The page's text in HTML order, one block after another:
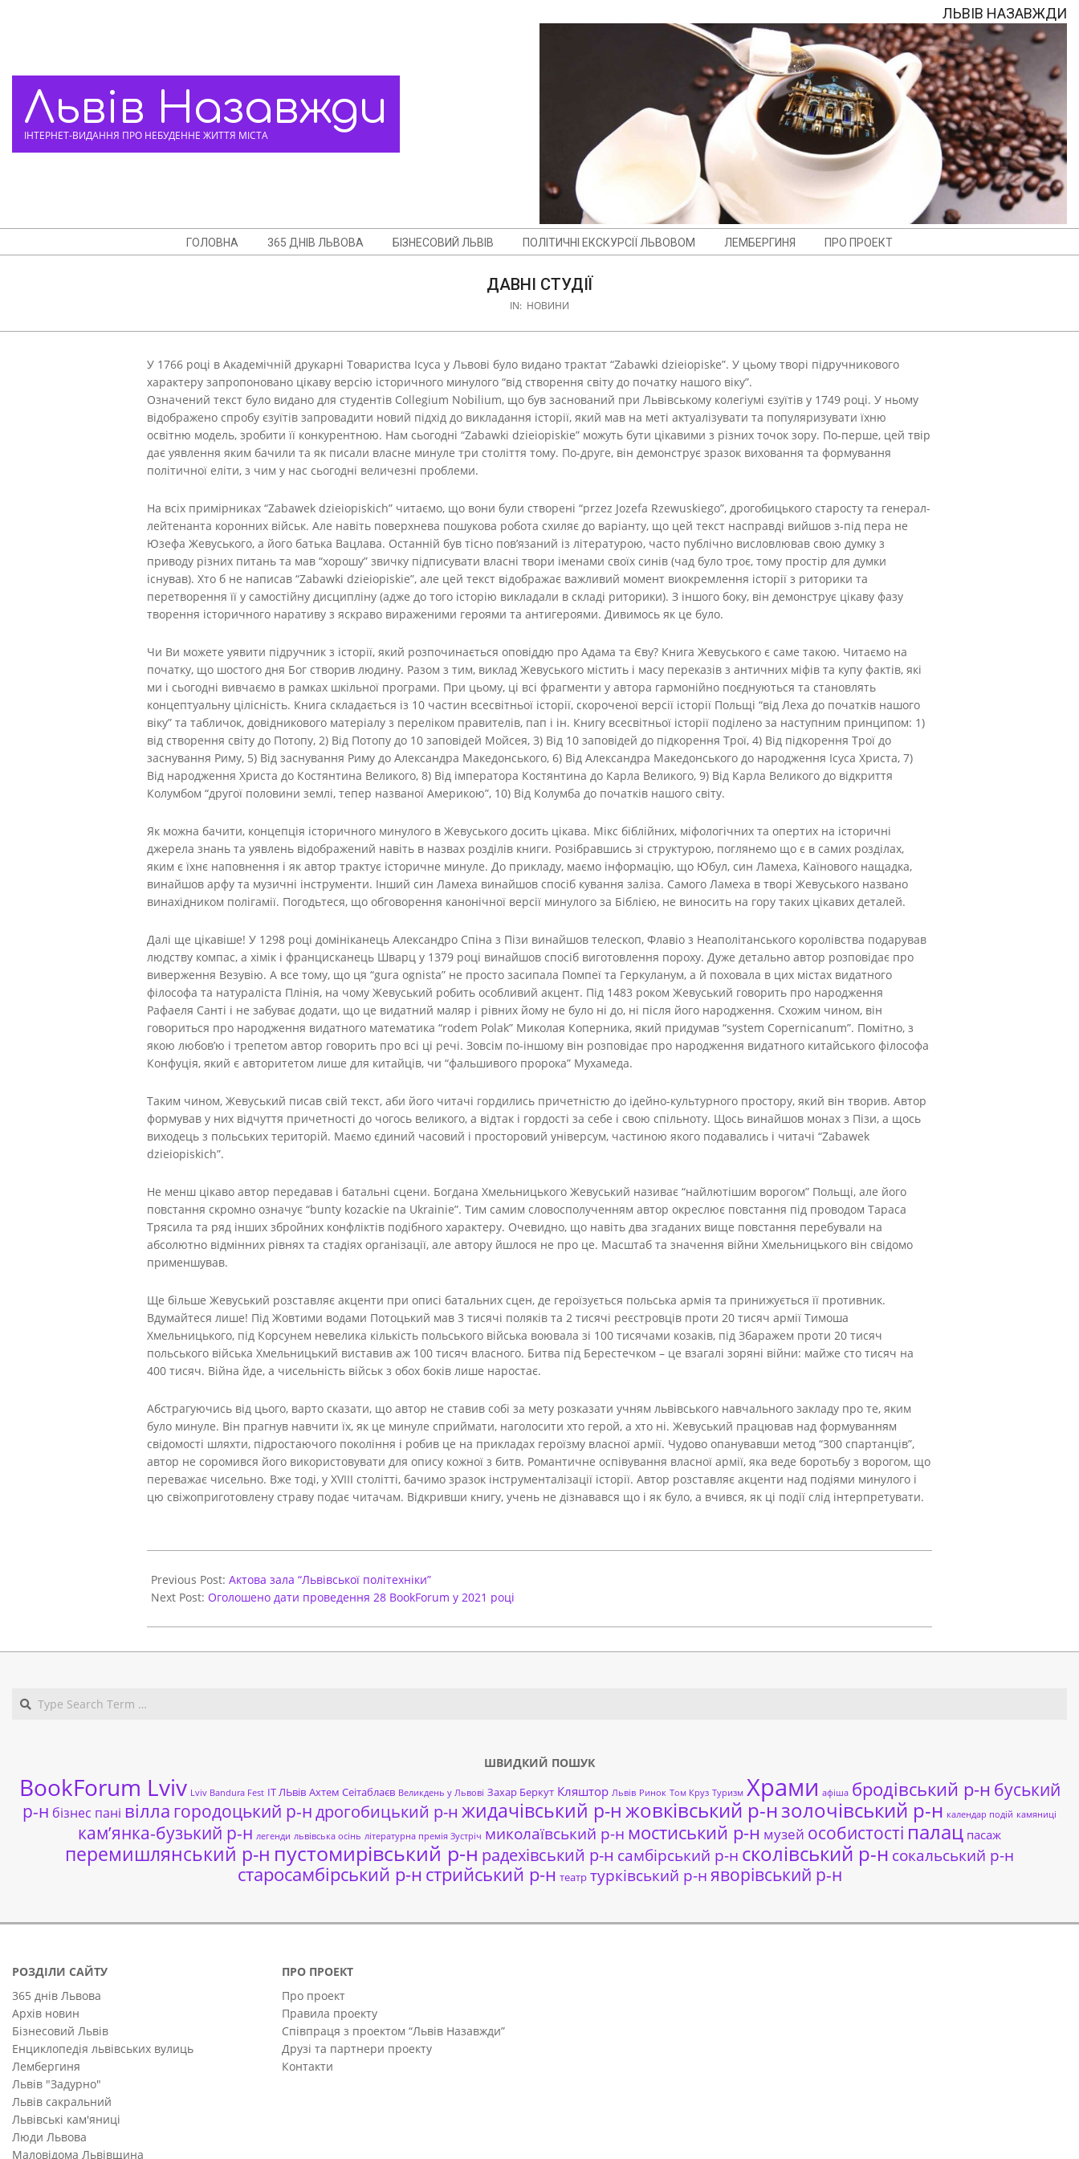
Львів Назавжди
ІНТЕРНЕТ-ВИДАННЯ ПРО НЕБУДЕННЕ ЖИТТЯ МІСТА
ЛЬВІВ НАЗАВЖДИ
Menu
ГОЛОВНА 365 ДНІВ ЛЬВОВА БІЗНЕСОВИЙ ЛЬВІВ ПОЛІТИЧНІ ЕКСКУРСІЇ ЛЬВОВОМ ЛЕМБЕРГИНЯ ПРО ПРОЕКТ
ДАВНІ СТУДІЇ
IN: НОВИНИ
У 1766 році в Академічній друкарні Товариства Ісуса у Львові було видано трактат “Zabawki dzieiopiske”. У цьому творі підручникового
характеру запропоновано цікаву версію історичного минулого “від створення світу до початку нашого віку”.
Означений текст було видано для студентів Collegium Nobilium, що був заснований при Львівському колегіумі єзуїтів у 1749 році. У ньому
відображено спробу єзуїтів запровадити новий підхід до викладання історії, який мав на меті актуалізувати та популяризувати їхню
освітню модель, зробити її конкурентною. Нам сьогодні “Zabawki dzieiopiskie” можуть бути цікавими з різних точок зору. По-перше, цей твір
дає уявлення яким бачили та як писали власне минуле три століття тому. По-друге, він демонструє зразок виховання та формування
політичної еліти, з чим у нас сьогодні величезні проблеми.
На всіх примірниках “Zabawek dzieiopiskich” читаємо, що вони були створені “przez Jozefa Rzewuskiego”, дрогобицького старосту та генерал-
лейтенанта коронних військ. Але навіть поверхнева пошукова робота схиляє до варіанту, що цей текст насправді вийшов з-під пера не
Юзефа Жевуського, а його батька Вацлава. Останній був тісно пов’язаний із літературою, часто публічно висловлював свою думку з
приводу різних питань та мав “хорошу” звичку підписувати власні твори іменами своїх синів (чад було троє, тому простір для думки
існував). Хто б не написав “Zabawki dzieiopiskie”, але цей текст відображає важливий момент виокремлення історії з риторики та
перетворення її у самостійну дисципліну (адже до того історію викладали в складі риторики). З іншого боку, він демонструє цікаву фазу
творення історичного наративу з яскраво вираженими героями та антигероями. Дивимось як це було.
Чи Ви можете уявити підручник з історії, який розпочинається оповіддю про Адама та Єву? Книга Жевуського є саме такою. Читаємо на
початку, що шостого дня Бог створив людину. Разом з тим, виклад Жевуського містить і масу переказів з античних міфів та купу фактів, які
ми і сьогодні вивчаємо в рамках шкільної програми. При цьому, ці всі фрагменти у автора гармонійно поєднуються та становлять
концептуальну цілісність. Книга складається із 10 частин всесвітньої історії, скороченої версії історії Польщі “від Леха до початків нашого
віку” та табличок, довідникового матеріалу з переліком правителів, пап і ін. Книгу всесвітньої історії поділено за наступним принципом: 1)
від створення світу до Потопу, 2) Від Потопу до 10 заповідей Мойсея, 3) Від 10 заповідей до підкорення Трої, 4) Від підкорення Трої до
заснування Риму, 5) Від заснування Риму до Александра Македонського, 6) Від Александра Македонського до народження Ісуса Христа, 7)
Від народження Христа до Костянтина Великого, 8) Від імператора Костянтина до Карла Великого, 9) Від Карла Великого до відкриття
Колумбом “другої половини землі, тепер названої Америкою”, 10) Від Колумба до початків нашого світу.
Як можна бачити, концепція історичного минулого в Жевуського досить цікава. Мікс біблійних, міфологічних та опертих на історичні
джерела знань та уявлень відображений навіть в назвах розділів книги. Розібравшись зі структурою, поглянемо що є в самих розділах,
яким є їхнє наповнення і як автор трактує історичне минуле. До прикладу, маємо інформацію, що Юбул, син Ламеха, Каїнового нащадка,
винайшов арфу та музичні інструменти. Інший син Ламеха винайшов спосіб кування заліза. Самого Ламеха в творі Жевуського названо
винахідником полігамії. Погодьтеся, що обговорення канонічної версії минулого за Біблією, не виносить на гору таких цікавих деталей.
Далі ще цікавіше! У 1298 році домініканець Александро Спіна з Пізи винайшов телескоп, Флавіо з Неаполітанського королівства подарував
людству компас, а хімік і францисканець Шварц у 1379 році винайшов спосіб виготовлення пороху. Дуже детально автор розповідає про
виверження Везувію. А все тому, що ця “gura ognista” не просто засипала Помпеї та Геркуланум, а й поховала в цих містах видатного
філософа та натураліста Плінія, на чому Жевуський робить особливий акцент. Під 1483 роком Жевуський говорить про народження
Рафаеля Санті і не забуває додати, що це видатний маляр і рівних йому не було ні до, ні після його народження. Схожим чином, він
говориться про народження видатного математика “rodem Polak” Миколая Коперника, який придумав “system Copernicanum”. Помітно, з
якою любов’ю і трепетом автор говорить про всі ці речі. Зовсім по-іншому він розповідає про народження видатного китайського філософа
Конфуція, який є авторитетом лише для китайців, чи “фальшивого пророка” Мухамеда.
Таким чином, Жевуський писав свій текст, аби його читачі гордились причетністю до ідейно-культурного простору, який він творив. Автор
формував у них відчуття причетності до чогось великого, а відтак і гордості за себе і свою спільноту. Щось винайшов монах з Пізи, а щось
виходець з польських територій. Маємо єдиний часовий і просторовий універсум, частиною якого подавались і читачі “Zabawek
dzieiopiskich”.
Не менш цікаво автор передавав і батальні сцени. Богдана Хмельницького Жевуський називає “найлютішим ворогом” Польщі, але його
повстання скромно означує “bunty kozackie na Ukrainie”. Тим самим словосполученням автор окреслює повстання під проводом Тараса
Трясила та ряд інших збройних конфліктів подібного характеру. Очевидно, що навіть два згаданих вище повстання перебували на
абсолютно відмінних рівнях та стадіях організації, але автору йшлося не про це. Масштаб та значення війни Хмельницького він свідомо
применшував.
Ще більше Жевуський розставляє акценти при описі батальних сцен, де героїзується польська армія та принижується її противник.
Вдумайтеся лише! Під Жовтими водами Потоцький мав 3 тисячі поляків та 2 тисячі реєстровців проти 20 тисяч армії Тимоша
Хмельницького, під Корсунем невелика кількість польського війська воювала зі 100 тисячами козаків, під Збаражем проти 20 тисяч
польського війська Хмельницький виставив аж 100 тисяч власного. Битва під Берестечком – це взагалі зоряні війни: майже сто тисяч на
400 тисяч. Війна йде, а чисельність військ з обох боків лише наростає.
Абстрагуючись від цього, варто сказати, що автор не ставив собі за мету розказати учням львівського навчального закладу про те, яким
було минуле. Він прагнув навчити їх, як це минуле сприймати, наголосити хто герой, а хто ні. Жевуський працював над формуванням
свідомості шляхти, підростаючого покоління і робив це на прикладах героїзму власної армії. Чудово опанувавши метод “300 спартанців”,
автор не соромився його використовувати для опису кожної з битв. Романтичне оспівування власної армії, яка веде боротьбу з ворогом, що
переважає чисельно. Вже тоді, у XVIII столітті, бачимо зразок інструменталізації історії. Автор розставляє акценти над подіями минулого і
цю свіжоприготовлену страву подає читачам. Відкривши книгу, учень не дізнавався що і як було, а вчився, як ці події слід інтерпретувати.
12-
11
Previous Post: Актова зала “Львівської політехніки”
Next Post: Оголошено дати проведення 28 BookForum у 2021 році
ШВИДКИЙ ПОШУК
BookForum Lviv Lviv Bandura Fest ІТ ЛЬвів Ахтем Сеітаблаєв Великдень у Львові Захар Беркут Кляштор Львів Ринок Том Круз Туризм Храми афіша бродівський р-н буський
р-н бізнес пані вілла городоцький р-ндрогобицький р-н жидачівський р-нжовківський р-нзолочівський р-н календар подій камяниці
кам’янка-бузький р-н легенди львівська осінь літературна премія Зустріч миколаївський р-н мостиський р-н музей особистості палац пасаж
перемишлянський р-н пустомирівський р-н радехівський р-н самбірський р-н сколівський р-н сокальський р-н
старосамбірський р-н стрийський р-н театр турківський р-н яворівський р-н
РОЗДІЛИ САЙТУ
365 днів Львова
Архів новин
Бізнесовий Львів
Енциклопедія львівських вулиць
Лембергиня
Львів "Задурно"
Львів сакральний
Львівські кам'яниці
Люди Львова
Маловідома Львівщина
ПРО ПРОЕКТ
Про проект
Правила проекту
Співпраця з проектом “Львів Назавжди”
Друзі та партнери проекту
Контакти